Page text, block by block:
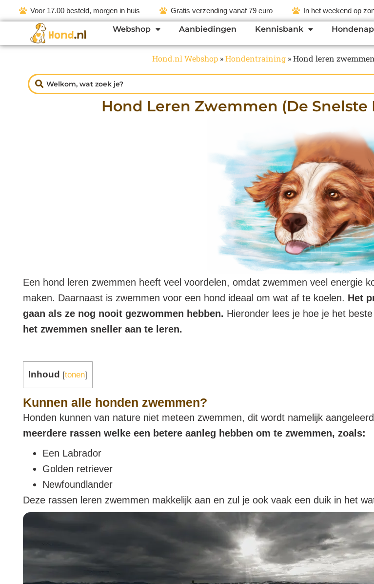
Voor 17.00 besteld, morgen in huis Gratis verzending vanaf 79 euro In het weekend op
Webshop Aanbiedingen Kennisbank
Hond.nl Webshop »Hondentraining »Hond leren
Hond Leren Zwemmen (de
Een hond leren zwemmen heeft veel voordelen, omdat zwemmen veel energie
maken. Daarnaast is zwemmen voor een hond ideaal om wat af te koelen. Het
gaan als ze nog nooit gezwommen hebben. Hieronder lees je hoe je het
het zwemmen sneller aan te leren.
Inhoud [tonen]
Kunnen alle honden zwemmen?
Honden kunnen van nature niet meteen zwemmen, dit wordt namelijk
meerdere rassen welke een betere aanleg hebben om te zwemmen, zoals:
Een Labrador
Golden retriever
Newfoundlander
Deze rassen leren zwemmen makkelijk aan en zul je ook vaak een duik in het